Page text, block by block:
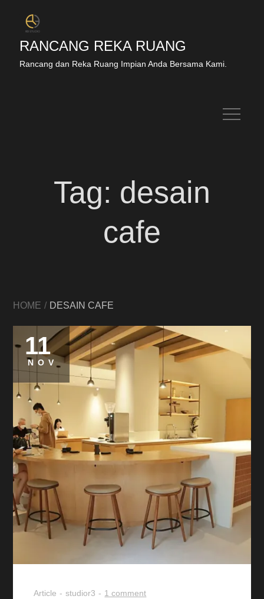
RANCANG REKA RUANG
Rancang dan Reka Ruang Impian Anda Bersama Kami.
Tag: desain
cafe
HOME DESAIN CAFE
11
NOV
Article studior3 1 comment